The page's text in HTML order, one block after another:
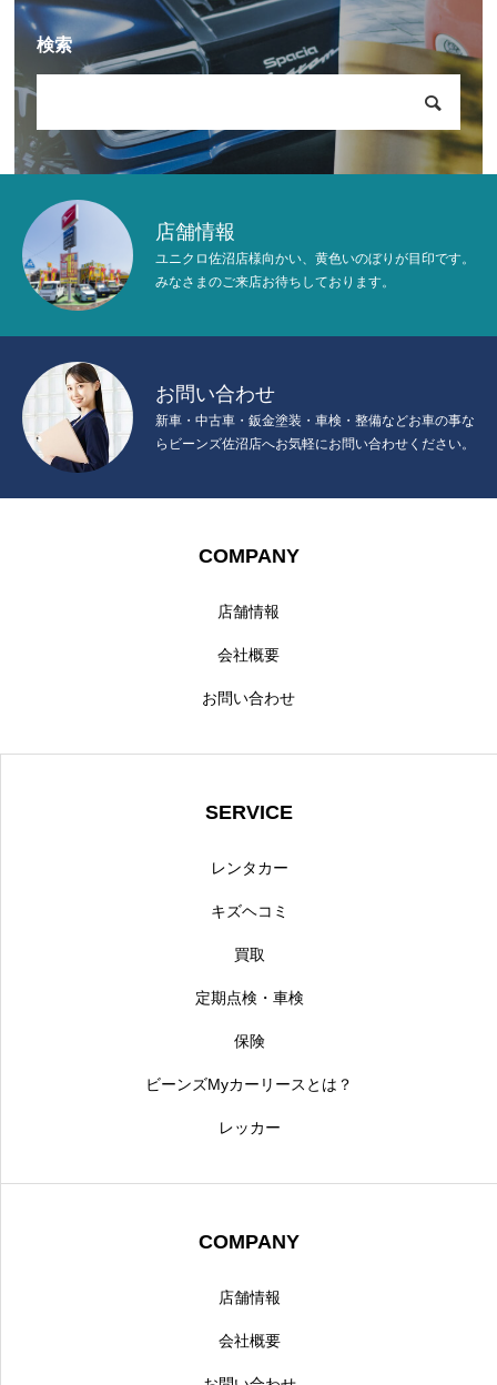
検索
店舗情報
ユニクロ佐沼店様向かい、黄色いのぼりが目印です。
みなさまのご来店お待ちしております。
お問い合わせ
新車・中古車・鈑金塗装・車検・整備などお車の事な
らビーンズ佐沼店へお気軽にお問い合わせください。
COMPANY
店舗情報
会社概要
お問い合わせ
SERVICE
レンタカー
キズヘコミ
買取
定期点検・車検
保険
ビーンズMyカーリースとは？
レッカー
COMPANY
店舗情報
会社概要